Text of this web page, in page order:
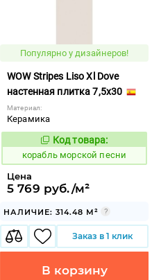
Популярно у дизайнеров!
WOW Stripes Liso Xl Dove
настенная плитка 7,5x30
Материал:
Керамика
773194
Код товара:
корабль морской песни
Цена
5 769 руб./м²
НАЛИЧИЕ: 314.48 М²
Заказ в 1 клик
В корзину